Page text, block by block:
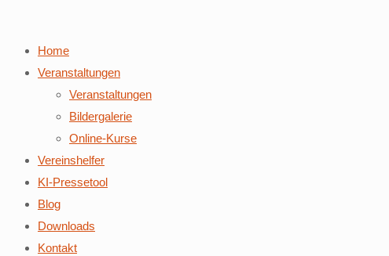
Home
Veranstaltungen
Veranstaltungen
Bildergalerie
Online-Kurse
Vereinshelfer
KI-Pressetool
Blog
Downloads
Kontakt